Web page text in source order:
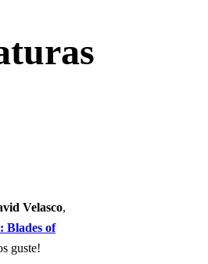
Velasco,
Blades of
guste!